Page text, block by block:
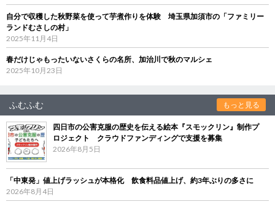
自分で収穫した秋野菜を使って芋煮作りを体験 埼玉県加須市の「ファミリー
ランドむさしの村」
2025年11月4日
春だけじゃもったいないさくらの名所、加治川で秋のマルシェ
2025年10月23日
ふむふむ もっと見る
四日市の公害克服の歴史を伝える絵本『スモックリン』制作プ
ロジェクト クラウドファンディングで支援を募集
2026年8月5日
「中東発」値上げラッシュが本格化 飲食料品値上げ、約3年ぶりの多さに
2026年8月4日